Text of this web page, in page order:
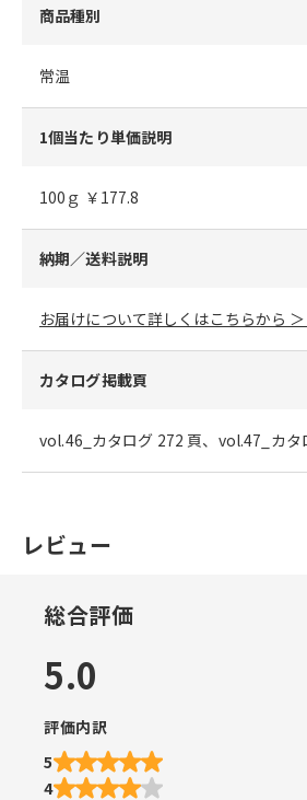
商品種別
常温
1個当たり単価説明
100ｇ ￥177.8
納期／送料説明
お届けについて詳しくはこちらから
カタログ掲載頁
vol.46_カタログ 272 頁、vol.47_カタ
レビュー
総合評価
5.0
評価内訳
5
4